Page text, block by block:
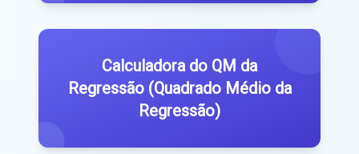
Calculadora do QM da
Regressão (Quadrado Médio da
Regressão)